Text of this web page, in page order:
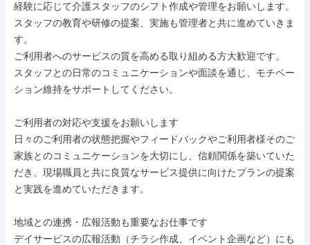
経験に応じて介護スタッフのシフト作成や管理をお願いします。
スタッフの教育や研修の提案、実施も管理者と共に進めていきま
す。
ご利用者へのサービスの質を高める取り組める方大歓迎です。
スタッフとの日常のコミュニケーションや面談を通じ、モチベー
ション維持をサポートしてください。
ご利用者の対応や支援をお願いします
日々のご利用者の状態把握やフィードバックやご利用者様そのご
家族とのコミュニケーションを大切にし、信頼関係を築いていた
だき、現場職員と共に良質なサービス提供に向けたプランの提案
と実践を進めていただきます。
地域との連携・広報活動も重要なお仕事です
デイサービスの広報活動（チラシ作成、イベント企画など）にも